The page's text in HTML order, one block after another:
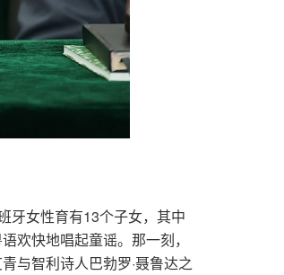
牙女性育有13个子女，其中
欢快地唱起童谣。那一刻，
与智利诗人巴勃罗·聂鲁达之